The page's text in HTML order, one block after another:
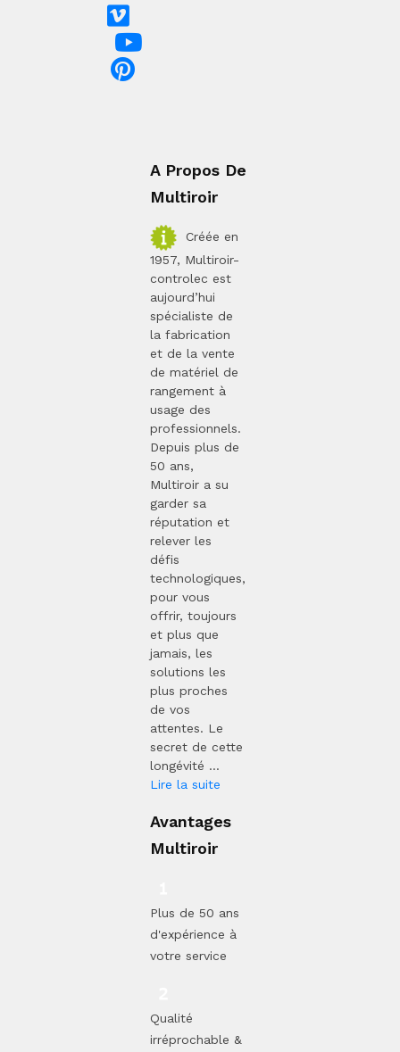
A Propos De
Multiroir
Créée en
1957, Multiroir-
controlec est
aujourd’hui
spécialiste de
la fabrication
et de la vente
de matériel de
rangement à
usage des
professionnels.
Depuis plus de
50 ans,
Multiroir a su
garder sa
réputation et
relever les
défis
technologiques,
pour vous
offrir, toujours
et plus que
jamais, les
solutions les
plus proches
de vos
attentes. Le
secret de cette
longévité ...
Lire la suite
Avantages
Multiroir
Plus de 50 ans
d'expérience à
votre service
Qualité
irréprochable &